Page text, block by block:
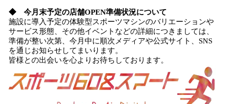
◆ 今月末予定の店舗OPEN準備状況について
施設に導入予定の体験型スポーツマシンのバリエーションや
サービス形態、その他イベントなどの詳細につきましては、
準備が整い次第、今月中に順次メディアや公式サイト、SNS
を通じお知らせしてまいります。
皆様との出会いを心よりお待ちしております。